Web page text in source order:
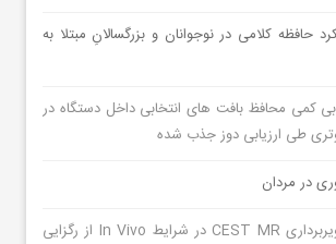
حافظه کلامی در نوجوانان و بزرگسالانِ مبتلا به
کمی محافظ بافت های انتخابی داخل دستگاه در
طی ارزیابی دوز جذب شده
در مردان
دانلود مقاله تصویربرداری CEST MR در شرایط In Vivo از رگزایی